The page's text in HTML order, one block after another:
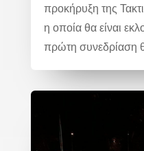
προκήρυξη της
η οποία θα είναι
πρώτη συνεδρίαση